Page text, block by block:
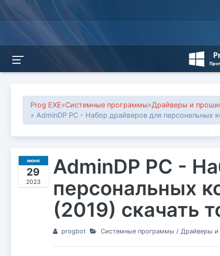
Prog EXE»Системные программы»Драйверы и
» AdminDP PC - Набор драйверов для персональных
июня
29
2023
AdminDP PC -
персональных
(2019) скачать
progbot Системные программы / Драйверы